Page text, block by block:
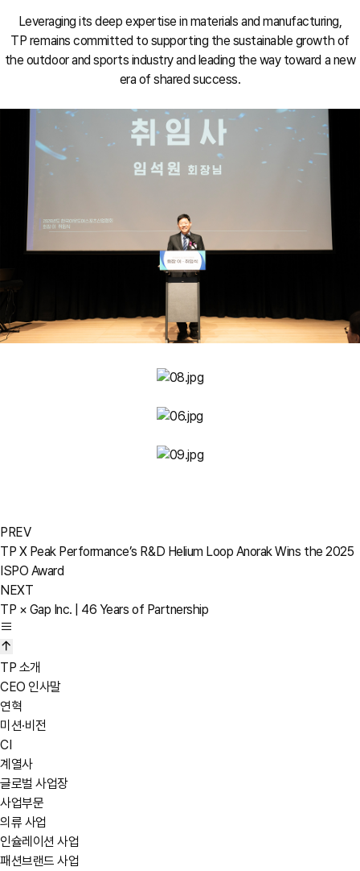
Leveraging its deep expertise in materials and manufacturing,
TP remains committed to supporting the sustainable growth of
the outdoor and sports industry and leading the way toward a new
era of shared success.
PREV
TP X Peak Performance’s R&D Helium Loop Anorak Wins the 2025
ISPO Award
NEXT
TP × Gap Inc. | 46 Years of Partnership
TP 소개
CEO 인사말
연혁
미션·비전
CI
계열사
글로벌 사업장
사업부문
의류 사업
인슐레이션 사업
패션브랜드 사업